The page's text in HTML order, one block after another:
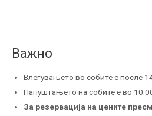
Важно
Влегувањето во собите е после
Напуштањето на собите е во
За резервација на цените